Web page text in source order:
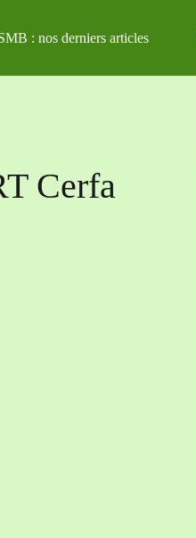
: nos derniers articles
Cerfa